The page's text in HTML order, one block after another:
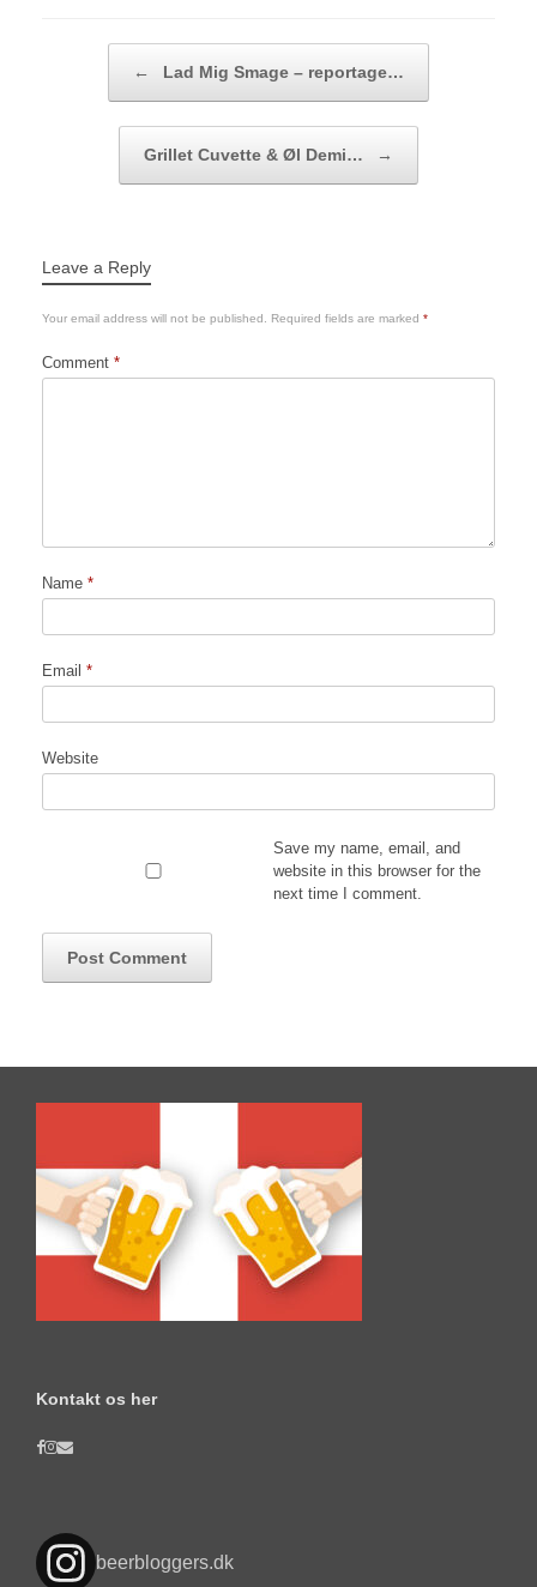
← Lad Mig Smage – reportage…
Grillet Cuvette & Øl Demi… →
Leave a Reply
Your email address will not be published. Required fields are marked *
Comment *
Name *
Email *
Website
Save my name, email, and
website in this browser for the
next time I comment.
Kontakt os her
beerbloggers.dk